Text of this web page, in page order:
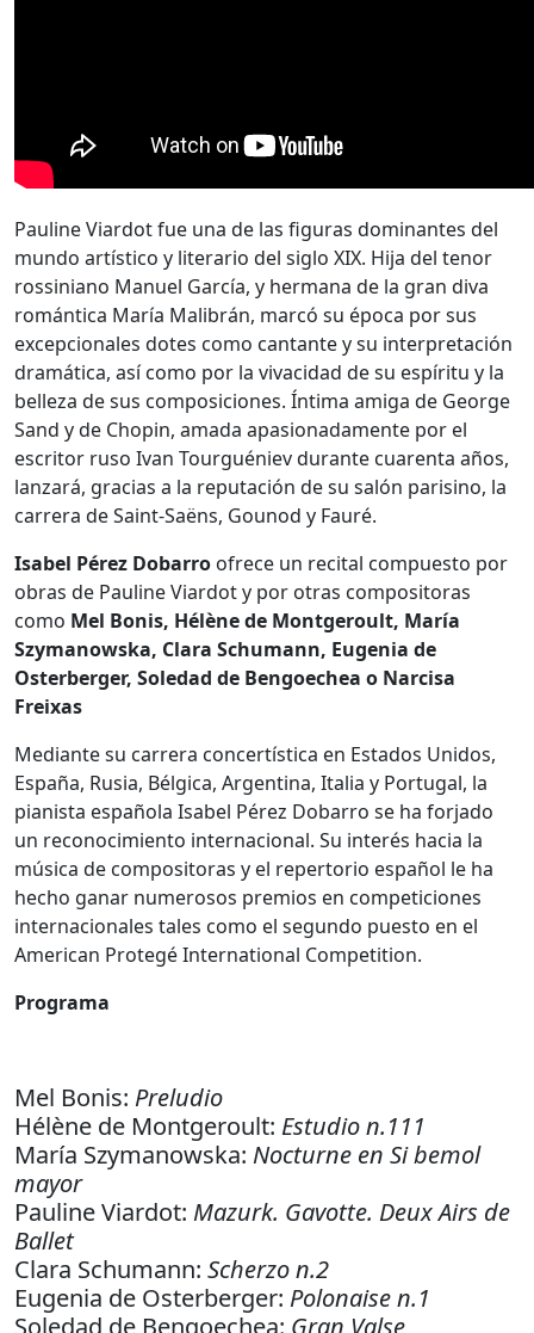
Pauline Viardot fue una de las figuras dominantes del
mundo artístico y literario del siglo XIX. Hija del tenor
rossiniano Manuel García, y hermana de la gran diva
romántica María Malibrán, marcó su época por sus
excepcionales dotes como cantante y su interpretación
dramática, así como por la vivacidad de su espíritu y la
belleza de sus composiciones. Íntima amiga de George
Sand y de Chopin, amada apasionadamente por el
escritor ruso Ivan Tourguéniev durante cuarenta años,
lanzará, gracias a la reputación de su salón parisino, la
carrera de Saint-Saëns, Gounod y Fauré.
Isabel Pérez Dobarro ofrece un recital compuesto por
obras de Pauline Viardot y por otras compositoras
como Mel Bonis, Hélène de Montgeroult, María
Szymanowska, Clara Schumann, Eugenia de
Osterberger, Soledad de Bengoechea o Narcisa
Freixas
Mediante su carrera concertística en Estados Unidos,
España, Rusia, Bélgica, Argentina, Italia y Portugal, la
pianista española Isabel Pérez Dobarro se ha forjado
un reconocimiento internacional. Su interés hacia la
música de compositoras y el repertorio español le ha
hecho ganar numerosos premios en competiciones
internacionales tales como el segundo puesto en el
American Protegé International Competition.
Programa
Mel Bonis: Preludio
Hélène de Montgeroult: Estudio n.111
María Szymanowska: Nocturne en Si bemol
mayor
Pauline Viardot: Mazurk. Gavotte. Deux Airs de
Ballet
Clara Schumann: Scherzo n.2
Eugenia de Osterberger: Polonaise n.1
Soledad de Bengoechea: Gran Valse